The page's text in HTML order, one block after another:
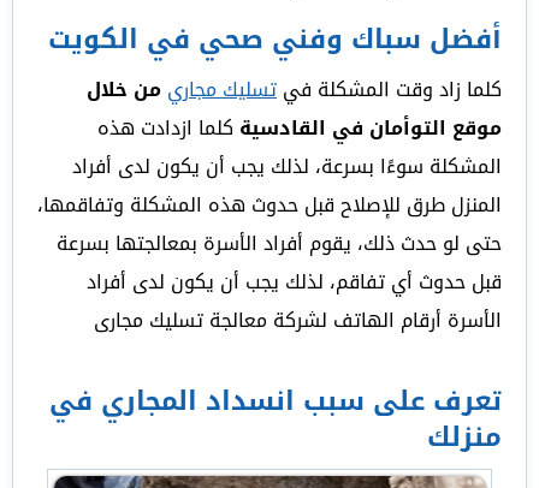
أفضل سباك وفني صحي في الكويت
كلما زاد وقت المشكلة فيتسليك مجاريمن خلال
موقع التوأمان في القادسية كلما ازدادت هذه
المشكلة سوءًا بسرعة، لذلك يجب أن يكون لدى أفراد
المنزل طرق للإصلاح قبل حدوث هذه المشكلة وتفاقمها،
حتى لو حدث ذلك، يقوم أفراد الأسرة بمعالجتها بسرعة
قبل حدوث أي تفاقم، لذلك يجب أن يكون لدى أفراد
الأسرة أرقام الهاتف لشركة معالجة تسليك مجارى
تعرف على سبب انسداد المجاري في
منزلك